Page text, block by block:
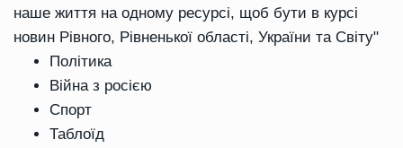
наше життя на одному ресурсі, щоб бути в курсі
новин Рівного, Рівненької області, України та Світу"
Політика
Війна з росією
Спорт
Таблоїд